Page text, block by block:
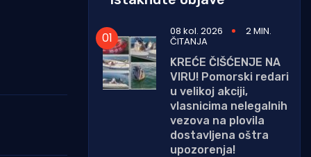
08 kol. 2026 2 MIN.
ČITANJA
KREĆE ČIŠĆENJE NA
VIRU! Pomorski redari
u velikoj akciji,
vlasnicima nelegalnih
vezova na plovila
dostavljena oštra
upozorenja!